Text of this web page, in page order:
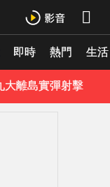
即時 熱門 生活
白海豚撲日災情不斷！4.5萬民眾避難、2萬戶停電